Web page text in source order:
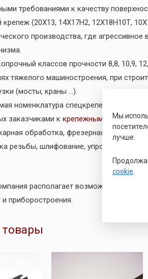
требованиями к качеству
(20Х13, 14Х17Н2, 12Х18Н10Т,
производства, где
классов прочности 8,8, 10,9,
тяжелого машиностроения, при
(мосты, краны …).
номенклатура спецкрепежа
заказчиками к крепежным изделиям,
обработка, фрезерная
резьбы, шлифование, упрочняющая
располагает возможностью
приборостроения.
Мы
лучше.
cookie